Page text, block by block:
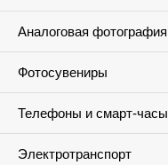
Аналоговая фотография
Фотосувениры
Телефоны и смарт-часы
Электротранспорт